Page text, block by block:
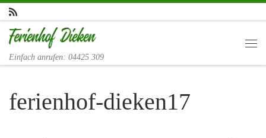
Zum Inhalt springen
Einfach anrufen: 04425 309
ferienhof-dieken17